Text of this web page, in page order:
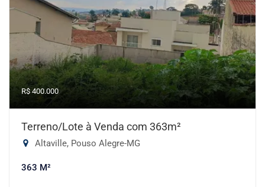
R$ 400.000
Terreno/Lote à Venda com 363m²
Altaville, Pouso Alegre-MG
363 M²